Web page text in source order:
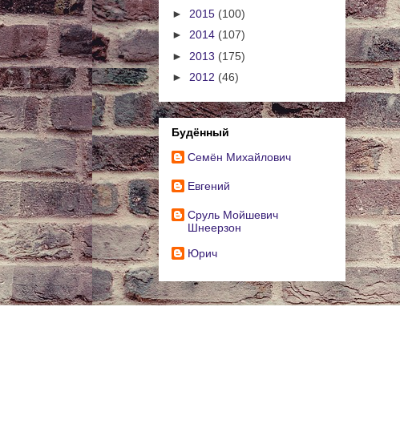
► 2015 (100)
► 2014 (107)
► 2013 (175)
► 2012 (46)
Будённый
Cемён Михайлович
Евгений
Сруль Мойшевич
Шнеерзон
Юрич